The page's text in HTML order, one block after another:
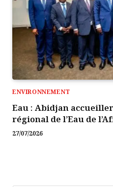
ENVIRONNEMENT
Eau : Abidjan
régional de l’Eau de
27/07/2026